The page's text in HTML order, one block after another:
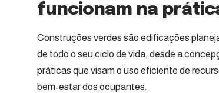
funcionam na
Construções verdes são edificações
de todo o seu ciclo de vida, desde a
práticas que visam o uso eficiente de
bem-estar dos ocupantes.